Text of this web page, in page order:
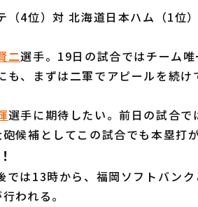
（4位）対 北海道日本ハム（1位
二選手。19日の試合ではチーム
、まずは二軍でアピールを続け
選手に期待したい。前日の試合
候補としてこの試合でも本塁打
は13時から、福岡ソフトバン
われる。